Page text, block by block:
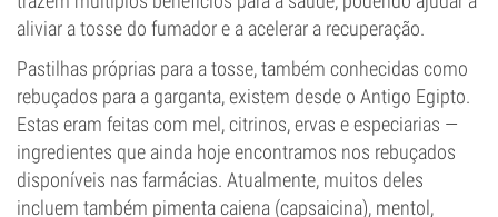
aliviar a tosse do fumador e a acelerar a recuperação.
Pastilhas próprias para a tosse, também conhecidas como
rebuçados para a garganta, existem desde o Antigo Egipto.
Estas eram feitas com mel, citrinos, ervas e especiarias —
ingredientes que ainda hoje encontramos nos rebuçados
disponíveis nas farmácias. Atualmente, muitos deles
incluem também pimenta caiena (capsaicina), mentol,